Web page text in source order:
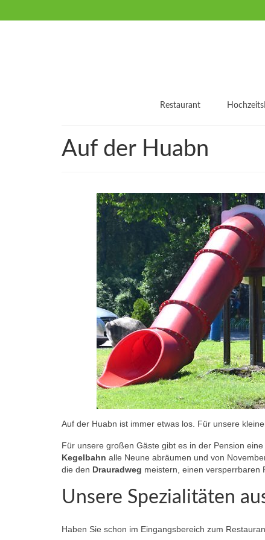
Restaurant
Auf der Huabn
Auf der Huabn ist immer etwas los. Für unsere
Für unsere großen Gäste gibt es in der Pension
Kegelbahn alle Neune abräumen und von
die den Drauradweg meistern, einen versperrbaren
Unsere Spezialitäten
Haben Sie schon im Eingangsbereich zum